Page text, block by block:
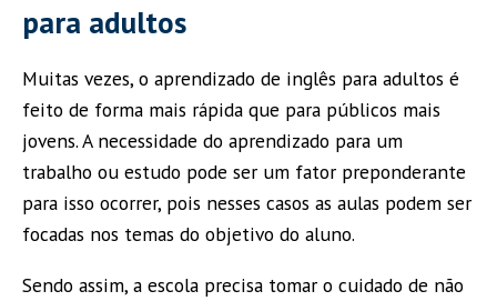
para adultos
Muitas vezes, o aprendizado de inglês para adultos é
feito de forma mais rápida que para públicos mais
jovens. A necessidade do aprendizado para um
trabalho ou estudo pode ser um fator preponderante
para isso ocorrer, pois nesses casos as aulas podem ser
focadas nos temas do objetivo do aluno.
Sendo assim, a escola precisa tomar o cuidado de não